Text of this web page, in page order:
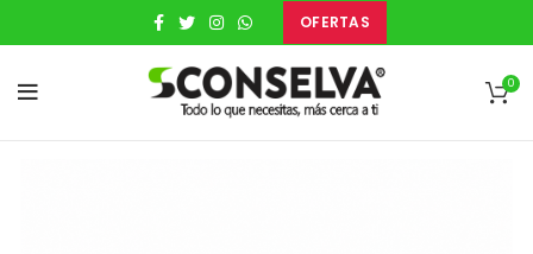
OFERTAS
0